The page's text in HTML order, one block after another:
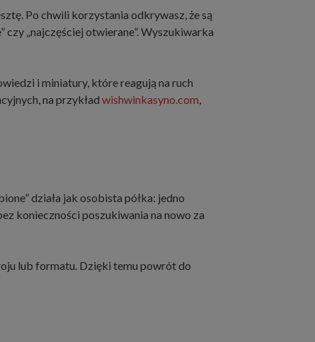
Po chwili korzystania odkrywasz, że są
„najczęściej otwierane”. Wyszukiwarka
i miniatury, które reagują na ruch
na przykład wishwinkasyno.com,
działa jak osobista półka: jedno
konieczności poszukiwania na nowo za
lub formatu. Dzięki temu powrót do